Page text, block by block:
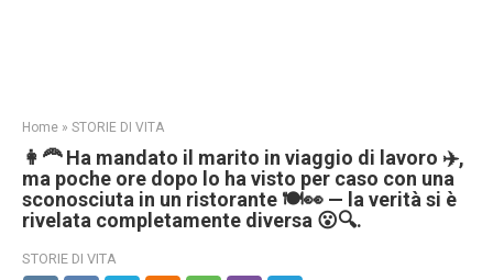
Home » STORIE DI VITA
👩‍🦰 Ha mandato il marito in viaggio di lavoro ✈️,
ma poche ore dopo lo ha visto per caso con una
sconosciuta in un ristorante 🍽️👀 — la verità si è
rivelata completamente diversa 😮🔍.
STORIE DI VITA